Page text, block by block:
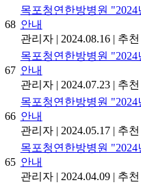
68
목포청연한방병원 "2024
안내
관리자 | 2024.08.16 | 추천
67
목포청연한방병원 "2024
안내
관리자 | 2024.07.23 | 추천
66
목포청연한방병원 "2024
안내
관리자 | 2024.05.17 | 추천
65
목포청연한방병원 "2024
안내
관리자 | 2024.04.09 | 추천